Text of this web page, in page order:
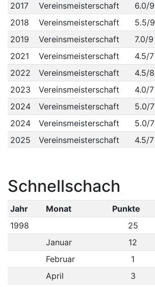
2017
Vereinsmeisterschaft 6.0/9
2018
Vereinsmeisterschaft 5.5/9
2019
Vereinsmeisterschaft 7.0/9
2021
Vereinsmeisterschaft 4.5/7
2022
Vereinsmeisterschaft 4.5/8
2023
Vereinsmeisterschaft 4.0/7
2024
Vereinsmeisterschaft 5.0/7
2024
Vereinsmeisterschaft 5.0/7
2025
Vereinsmeisterschaft 4.5/7
Schnellschach
Jahr Monat Punkte
1998
25
Januar
12
Februar
1
April
3